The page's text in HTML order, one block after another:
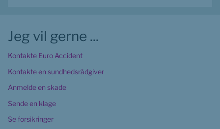
Jeg vil gerne ...
Kontakte Euro Accident
Kontakte en sundhedsrådgiver
Anmelde en skade
Sende en klage
Se forsikringer